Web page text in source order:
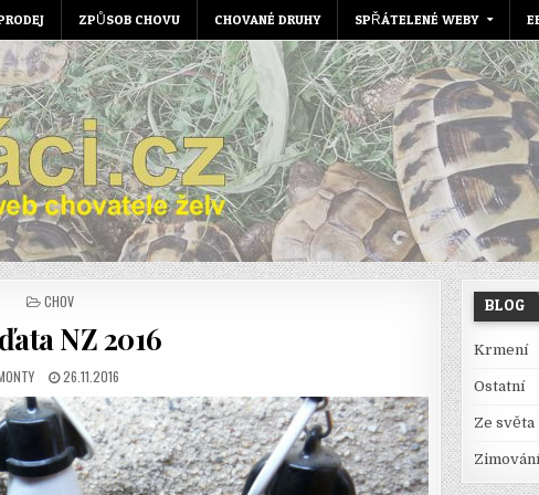
ZPŮSOB CHOVU CHOVANÉ DRUHY SPŘÁTELENÉ WEBY
POSTED
CHOV
NZ 2016
PUBLISHED
DATE:
26.11.2016
BLOG
Krmení
Ostatní
Ze světa